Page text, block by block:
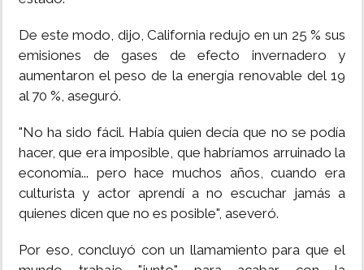
De este modo, dijo, California redujo en un 25 % sus
emisiones de gases de efecto invernadero y
aumentaron el peso de la energía renovable del 19
al 70 %, aseguró.
"No ha sido fácil. Había quien decía que no se podía
hacer, que era imposible, que habríamos arruinado la
economía... pero hace muchos años, cuando era
culturista y actor aprendí a no escuchar jamás a
quienes dicen que no es posible", aseveró.
Por eso, concluyó con un llamamiento para que el